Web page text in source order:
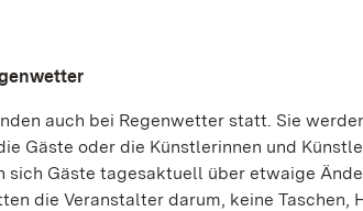
auch bei Regenwetter statt. Sie
Gäste oder die Künstlerinnen und
sich Gäste tagesaktuell über etwaige
die Veranstalter darum, keine Taschen,